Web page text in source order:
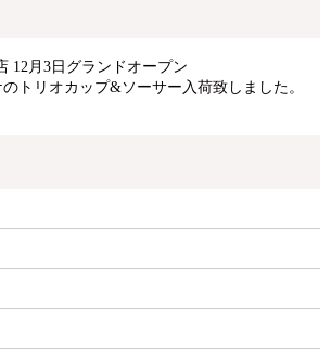
12月3日グランドオープン
トリオカップ&ソーサー入荷致しました。